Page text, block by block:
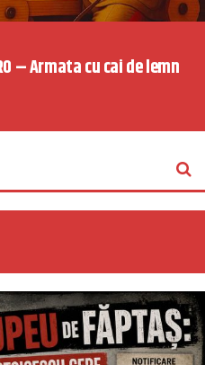
– Armata cu cai de lemn